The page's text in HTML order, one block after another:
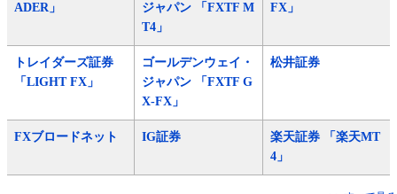
ADER」
ジャパン 「FXTF M
T4」
FX」
トレイダーズ証券
「LIGHT FX」
ゴールデンウェイ・
ジャパン 「FXTF G
X-FX」
松井証券
FXブロードネット IG証券
楽天証券 「楽天MT
4」